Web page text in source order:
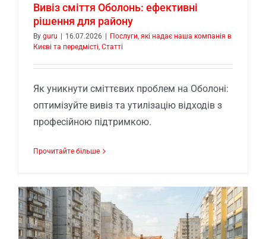
Вивіз сміття Оболонь: ефективні
рішення для району
By guru | 16.07.2026 | Послуги, які надає наша компанія в
Києві та передмісті Статті
Як уникнути сміттєвих проблем на Оболоні:
оптимізуйте вивіз та утилізацію відходів з
професійною підтримкою.
Прочитайте більше